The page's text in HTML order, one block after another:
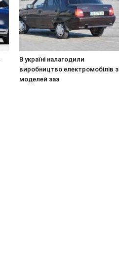
В україні налагодили
виробництво електромобілів з
моделей заз